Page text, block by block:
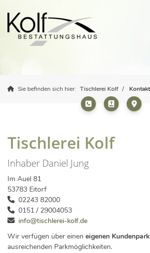
Sie befinden sich hier: Tischlerei Kolf
Tischlerei Kolf
Inhaber Daniel Jung
Im Auel 81
53783 Eitorf
02243 82000
0151 / 29004053
info@tischlerei-kolf.de
Wir verfügen über einen eigenen
ausreichenden Parkmöglichkeiten.